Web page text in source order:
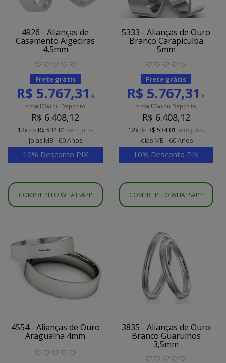
4926 - Alianças de
Casamento Algeciras
4,5mm
Frete grátis
R$ 5.767,31 à
vista(10%) ou Deposito
R$ 6.408,12
12xde R$ 534,01 sem juros
Joias MB - 60 Anos
10% Desconto PIX
COMPRE PELO WHATSAPP
5333 - Alianças de Ouro
Branco Carapicuíba
5mm
Frete grátis
R$ 5.767,31 à
vista(10%)ou Deposito
R$ 6.408,12
12xde R$ 534,01 sem juros
Joias MB - 60 Anos
10% Desconto PIX
COMPRE PELO WHATSAPP
4554 - Alianças de Ouro
Araguaína 4mm
3835 - Alianças de Ouro
Branco Guarulhos
3,5mm